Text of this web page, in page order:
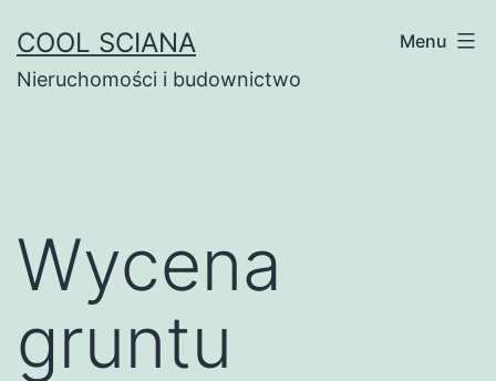
do
treści
COOL SCIANA
Nieruchomości i budownictwo
Menu
Wycena
gruntu